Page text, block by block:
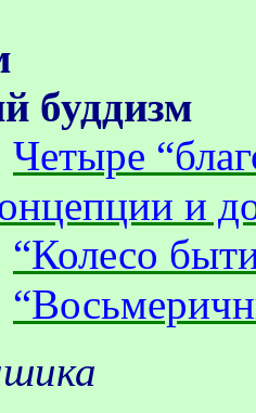
буддизм
Четыре
и
“Колесо